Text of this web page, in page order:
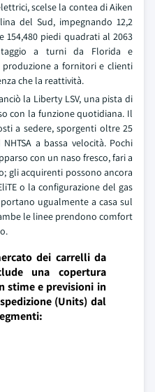
scelse la contea di Aiken
del Sud, impegnando 12,2
piedi quadrati al 2063
a turni da Florida e
produzione a fornitori e clienti
che la reattività.
la Liberty LSV, una pista di
con la funzione quotidiana. Il
a sedere, sporgenti oltre 25
a bassa velocità. Pochi
con un naso fresco, fari a
gli acquirenti possono ancora
o la configurazione del gas
ugualmente a casa sul
le linee prendono comfort
dei carrelli da
una copertura
stime e previsioni in
(Units) dal